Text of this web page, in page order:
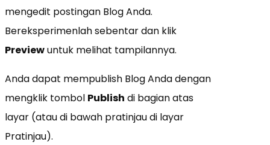
mengedit postingan Blog Anda.
Bereksperimenlah sebentar dan klik
Previewuntuk melihat tampilannya.
Anda dapat mempublish Blog Anda dengan
mengklik tombol Publish di bagian atas
layar (atau di bawah pratinjau di layar
Pratinjau).